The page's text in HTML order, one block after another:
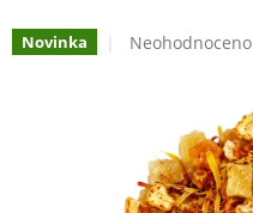
Novinka
Průměrné
5
hvězdiček.
Neohodnoceno